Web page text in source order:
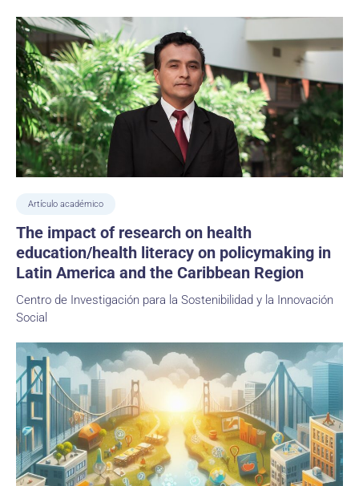
Artículo académico
The impact of research on health
education/health literacy on policymaking in
Latin America and the Caribbean Region
Centro de Investigación para la Sostenibilidad y la Innovación
Social